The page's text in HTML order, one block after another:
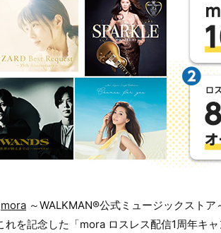
mora ～WALKMAN®公式ミュージックスト
れを記念した「mora ロスレス配信1周年キ